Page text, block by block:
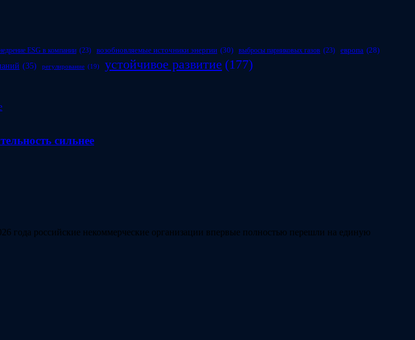
ESG в компании (23) возобновляемые источники энергии (30) выбросы парниковых газов (23) европа (28)
(35) регулирование (19) устойчивое развитие (177)
сильнее
года российские некоммерческие организации впервые полностью перешли на единую